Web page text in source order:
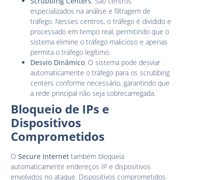
especializados na análise e filtragem de
tráfego. Nesses centros, o tráfego é dividido e
processado em tempo real, permitindo que o
sistema elimine o tráfego malicioso e apenas
permita o tráfego legítimo.
Desvio Dinâmico: O sistema pode desviar
automaticamente o tráfego para os scrubbing
centers conforme necessário, garantindo que
a rede principal não seja sobrecarregada.
Bloqueio de IPs e
Dispositivos
Comprometidos
OSecure Internet também bloqueia
automaticamente endereços IP e dispositivos
envolvidos no ataque. Dispositivos comprometidos